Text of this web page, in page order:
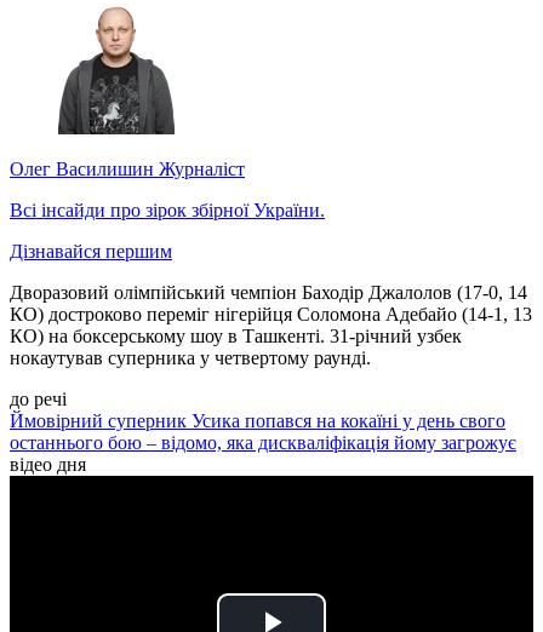
Олег Василишин Журналіст
Всі інсайди про зірок збірної України.
Дізнавайся першим
Дворазовий олімпійський чемпіон Баходір Джалолов (17-0, 14
КО) достроково переміг нігерійця Соломона Адебайо (14-1, 13
КО) на боксерському шоу в Ташкенті. 31-річний узбек
нокаутував суперника у четвертому раунді.
до речі
Ймовірний суперник Усика попався на кокаїні у день свого
останнього бою – відомо, яка дискваліфікація йому загрожує
відео дня